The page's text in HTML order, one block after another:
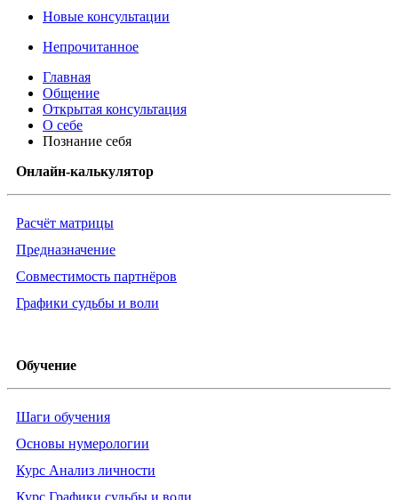
Новые консультации
Непрочитанное
Главная
Общение
Открытая консультация
О себе
Познание себя
Онлайн-калькулятор
Расчёт матрицы
Предназначение
Совместимость партнёров
Графики судьбы и воли
Обучение
Шаги обучения
Основы нумерологии
Курс Анализ личности